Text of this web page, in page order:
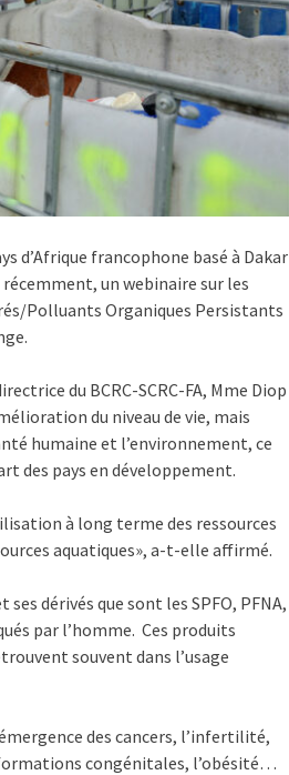
d’Afrique francophone basé à Dakar
un webinaire sur les
Polluants Organiques Persistants
du BCRC-SCRC-FA, Mme Diop
du niveau de vie, mais
humaine et l’environnement, ce
des pays en développement.
à long terme des ressources
aquatiques», a-t-elle affirmé.
dérivés que sont les SPFO, PFNA,
par l’homme. Ces produits
souvent dans l’usage
des cancers, l’infertilité,
congénitales, l’obésité…